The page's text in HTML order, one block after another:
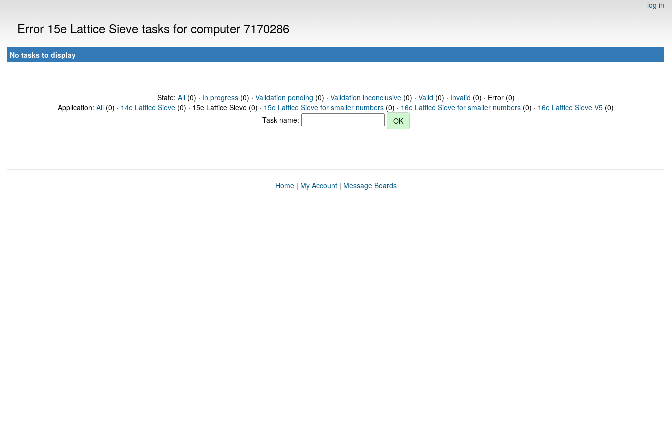
log in
Error 15e Lattice Sieve tasks for computer 7170286
No tasks to display
State: All(0) · In progress(0) · Validation pending (0) · Validation inconclusive(0) · Valid (0) · Invalid (0) · Error (0)
Application: All (0) · 14e Lattice Sieve (0) · 15e Lattice Sieve (0) · 15e Lattice Sieve for smaller numbers (0) · 16e Lattice Sieve for smaller numbers (0) · 16e Lattice Sieve V5 (0)
Task name:
Home| My Account| Message Boards